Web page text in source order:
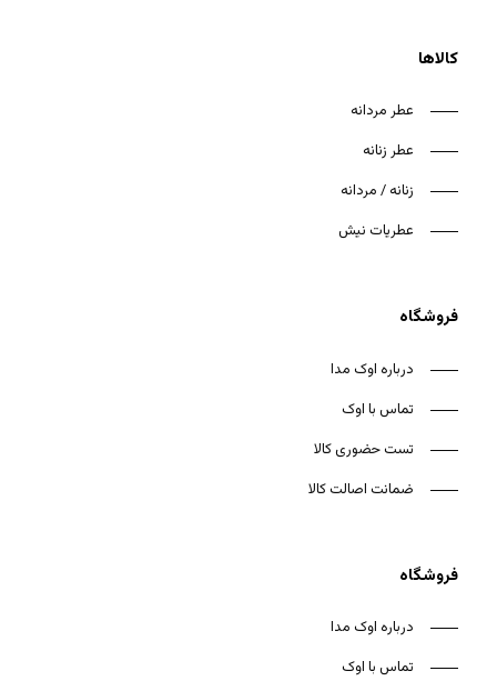
کالاها
عطر مردانه
عطر زنانه
زنانه / مردانه
عطریات نیش
فروشگاه
درباره اوک مدا
تماس با اوک
تست حضوری کالا
ضمانت اصالت کالا
فروشگاه
درباره اوک مدا
تماس با اوک